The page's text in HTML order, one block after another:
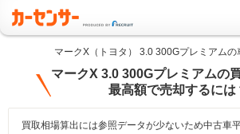
マークX（トヨタ） 3.0 300Gプレミアムの
マークX 3.0 300Gプレミアムの
最高額で売却するには
買取相場算出には参照データが少ないため中古車